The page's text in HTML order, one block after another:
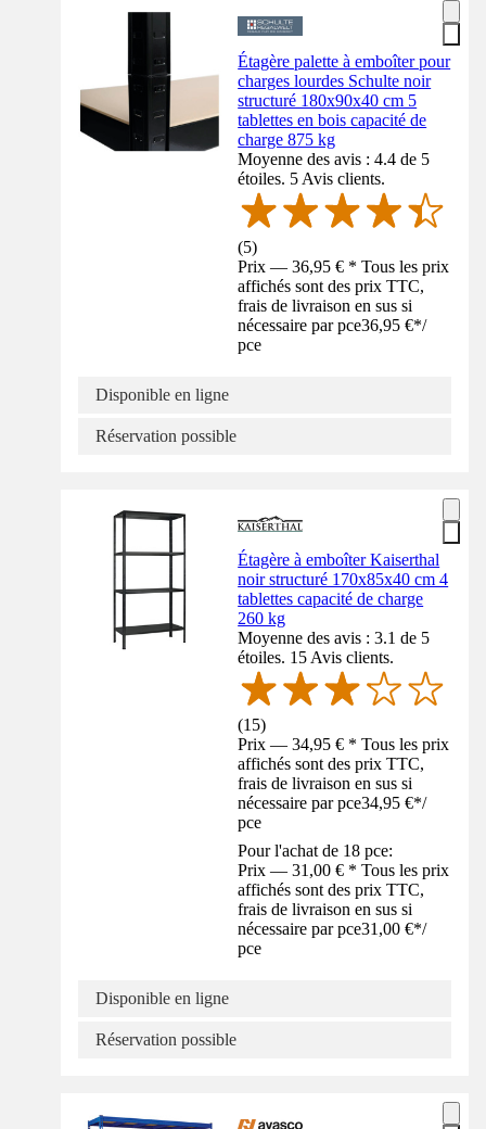
Étagère palette à emboîter pour
charges lourdes Schulte noir
structuré 180x90x40 cm 5
tablettes en bois capacité de
charge 875 kg
Moyenne des avis : 4.4 de 5
étoiles. 5 Avis clients.
(5)
Prix — 36,95 € * Tous les prix
affichés sont des prix TTC,
frais de livraison en sus si
nécessaire par pce36,95 €*/
pce
Disponible en ligne
Réservation possible
Étagère à emboîter Kaiserthal
noir structuré 170x85x40 cm 4
tablettes capacité de charge
260 kg
Moyenne des avis : 3.1 de 5
étoiles. 15 Avis clients.
(15)
Prix — 34,95 € * Tous les prix
affichés sont des prix TTC,
frais de livraison en sus si
nécessaire par pce34,95 €*/
pce
Pour l'achat de 18 pce:
Prix — 31,00 € * Tous les prix
affichés sont des prix TTC,
frais de livraison en sus si
nécessaire par pce31,00 €*/
pce
Disponible en ligne
Réservation possible